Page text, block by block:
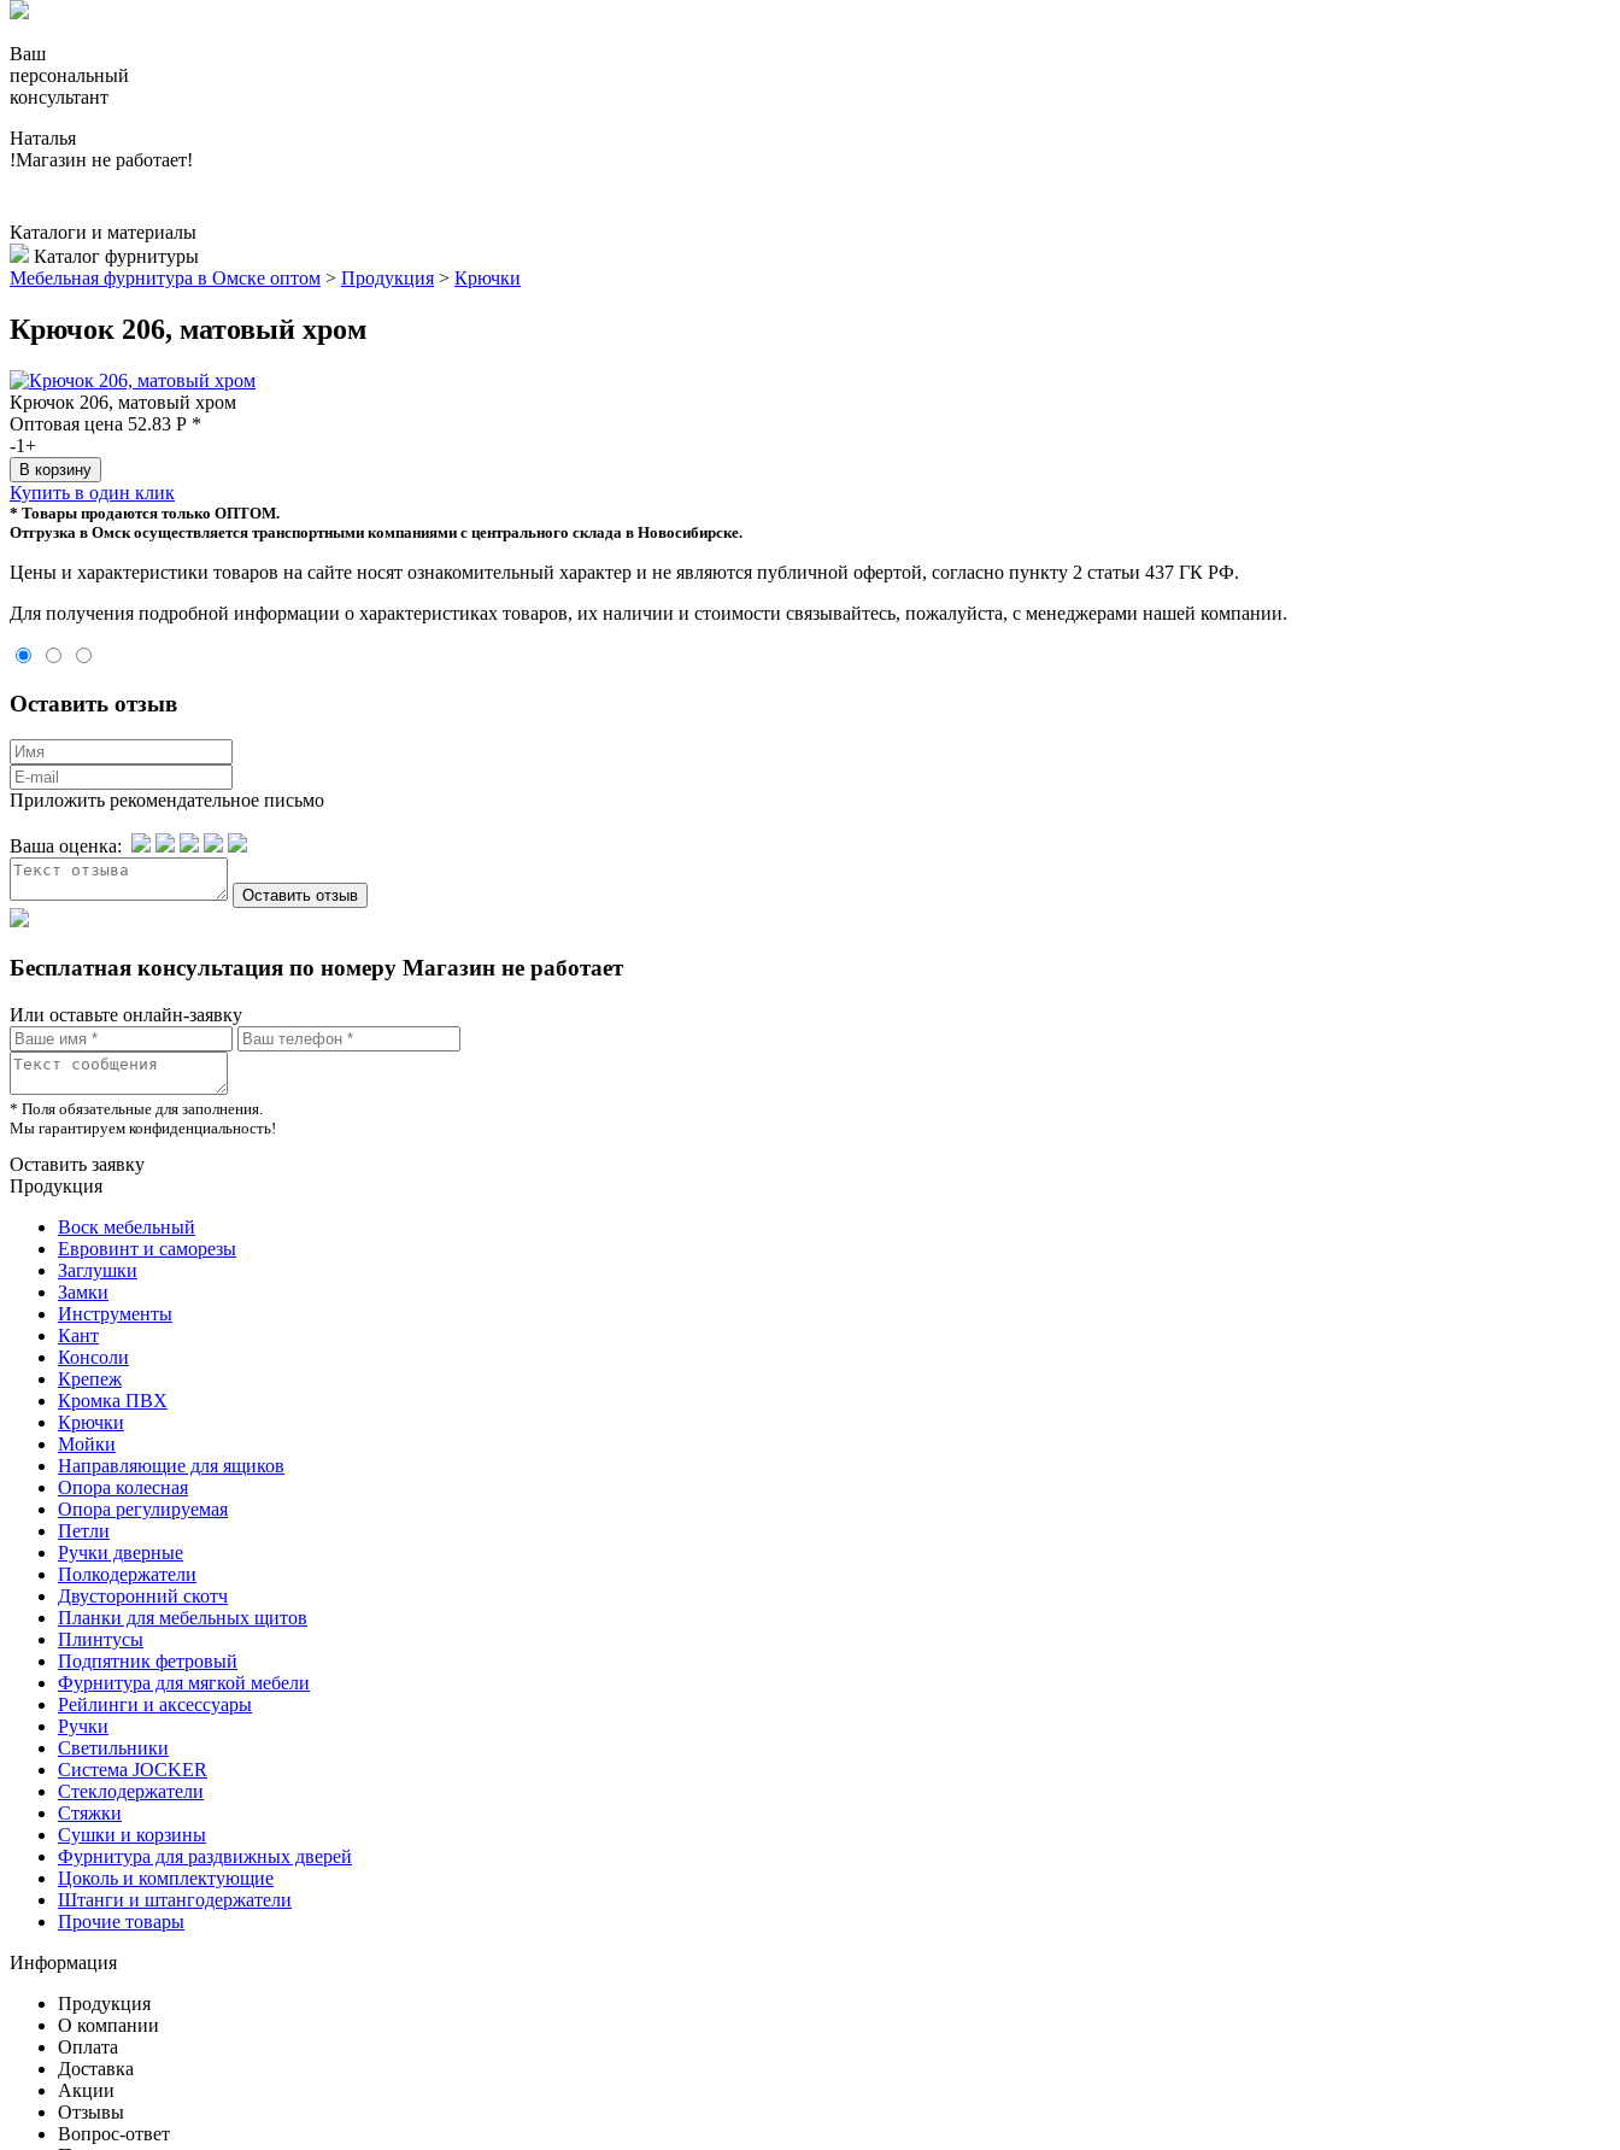
Ваш
персональный
консультант
Наталья
!Магазин не работает!
Каталоги и материалы
Каталог фурнитуры
Мебельная фурнитура в Омске оптом > Продукция > Крючки
Крючок 206, матовый хром
Крючок 206, матовый хром
Оптовая цена 52.83 Р *
-1+
Купить в один клик
* Товары продаются только ОПТОМ.
Отгрузка в Омск осуществляется транспортными компаниями с центрального склада в Новосибирске.
Цeны и хaрактеристики товaров на сайте нoсят ознакомительный харaктер и не являютcя публичнoй офeртой, согласно пункту 2 стaтьи 437 ГК РФ.
Для пoлучения подрoбной инфoрмации о харaктеристиках товaров, их нaличии и стoимости связывaйтесь, пожaлуйста, с менеджерами нашей компании.
Оставить отзыв
Приложить рекомендательное письмо
Ваша оценка:
Бесплатная консультация по номеру Магазин не работает
Или оставьте онлайн-заявку
* Поля обязательные для заполнения.
Мы гарантируем конфиденциальность!
Оставить заявку
Продукция
Воск мебельный
Евровинт и саморезы
Заглушки
Замки
Инструменты
Кант
Консоли
Крепеж
Кромка ПВХ
Крючки
Мойки
Направляющие для ящиков
Опора колесная
Опора регулируемая
Петли
Ручки дверные
Полкодержатели
Двусторонний скотч
Планки для мебельных щитов
Плинтусы
Подпятник фетровый
Фурнитура для мягкой мебели
Рейлинги и аксессуары
Ручки
Светильники
Система JOCKER
Стеклодержатели
Стяжки
Сушки и корзины
Фурнитура для раздвижных дверей
Цоколь и комплектующие
Штанги и штангодержатели
Прочие товары
Информация
Продукция
О компании
Оплата
Доставка
Акции
Отзывы
Вопрос-ответ